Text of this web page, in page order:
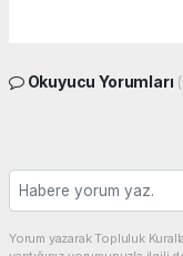
Okuyucu Yorumları
Yorum yazarak Topluluk